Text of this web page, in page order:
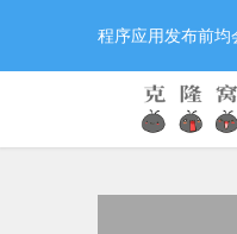
程序应用发布前均